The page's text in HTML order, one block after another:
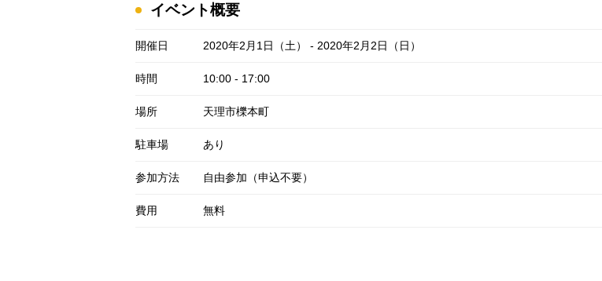
イベント概要
開催日 2020年2月1日（土） - 2020年2月2日（日）
時間 10:00 - 17:00
場所 天理市櫟本町
駐車場 あり
参加方法 自由参加（申込不要）
費用 無料